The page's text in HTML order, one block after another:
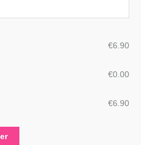
€‎6.90
€‎0.00
€‎6.90